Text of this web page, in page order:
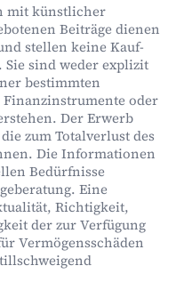
mit künstlicher
Beiträge dienen
stellen keine Kauf-
Sie sind weder explizit
bestimmten
oder
Der Erwerb
zum Totalverlust des
Die Informationen
Bedürfnisse
Eine
Richtigkeit,
der zur Verfügung
Vermögensschäden